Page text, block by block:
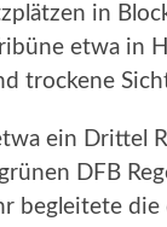
in
etwa in
trockene
ein Drittel
DFB
begleitete die